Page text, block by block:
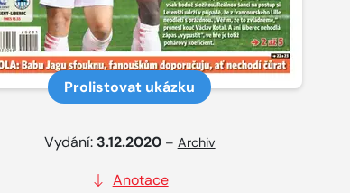
Prolistovat ukázku
Vydání: 3.12.2020 – Archiv
Anotace